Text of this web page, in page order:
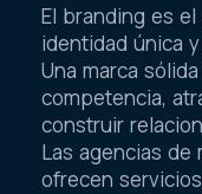
El branding es
identidad única
Una marca
competencia,
construir
Las agencias de
ofrecen